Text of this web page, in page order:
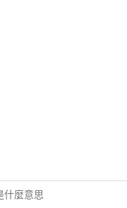
什麼意思